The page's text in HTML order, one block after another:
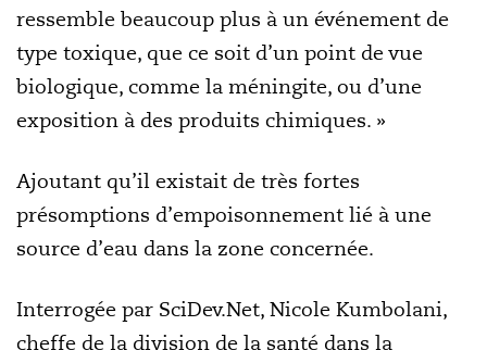
ressemble beaucoup plus à un événement de
type toxique, que ce soit d’un point de vue
biologique, comme la méningite, ou d’une
exposition à des produits chimiques. »
Ajoutant qu’il existait de très fortes
présomptions d’empoisonnement lié à une
source d’eau dans la zone concernée.
Interrogée par SciDev.Net, Nicole Kumbolani,
cheffe de la division de la santé dans la